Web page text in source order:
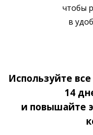
чтобы
в
Используйте
14
и повышайте